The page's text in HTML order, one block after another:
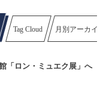
Tag Cloud 月別アーカイ
「ロン・ミュエク展」へ